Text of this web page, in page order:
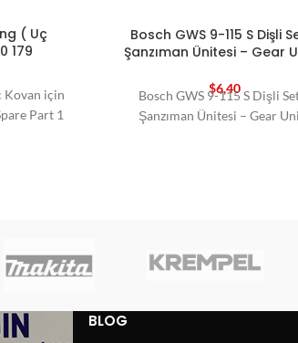
( Uç
179
Kovan için
Part 1
Bosch GWS 9-115 S Dişli
Şanzıman Ünitesi – Gear
$6,40
Bosch GWS 9-115 S Dişli
Şanzıman Ünitesi – Gear
BLOG